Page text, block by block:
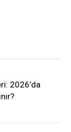
2026’da